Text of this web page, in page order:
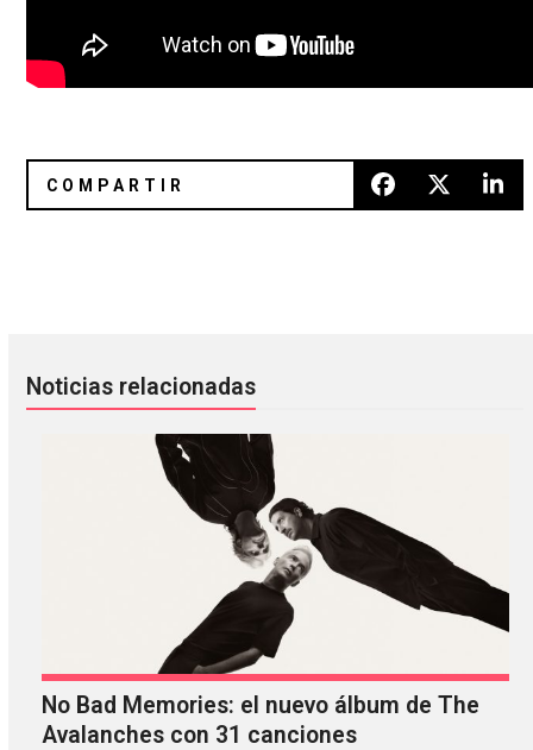
Noticias relacionadas
No Bad Memories: el nuevo álbum de The
Avalanches con 31 canciones